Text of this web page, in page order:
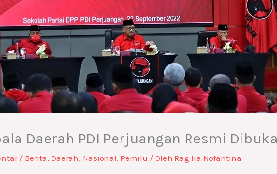
Daerah PDI Perjuangan Resmi Dibuka
/ Berita, Daerah, Nasional, Pemilu / Oleh Ragilia Nofantina